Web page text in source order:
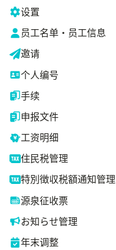
设置
员工名单・员工信息
邀请
个人编号
手续
申报文件
工资明细
住民税管理
特別徴収税額通知管理
源泉征收票
お知らせ管理
年末调整